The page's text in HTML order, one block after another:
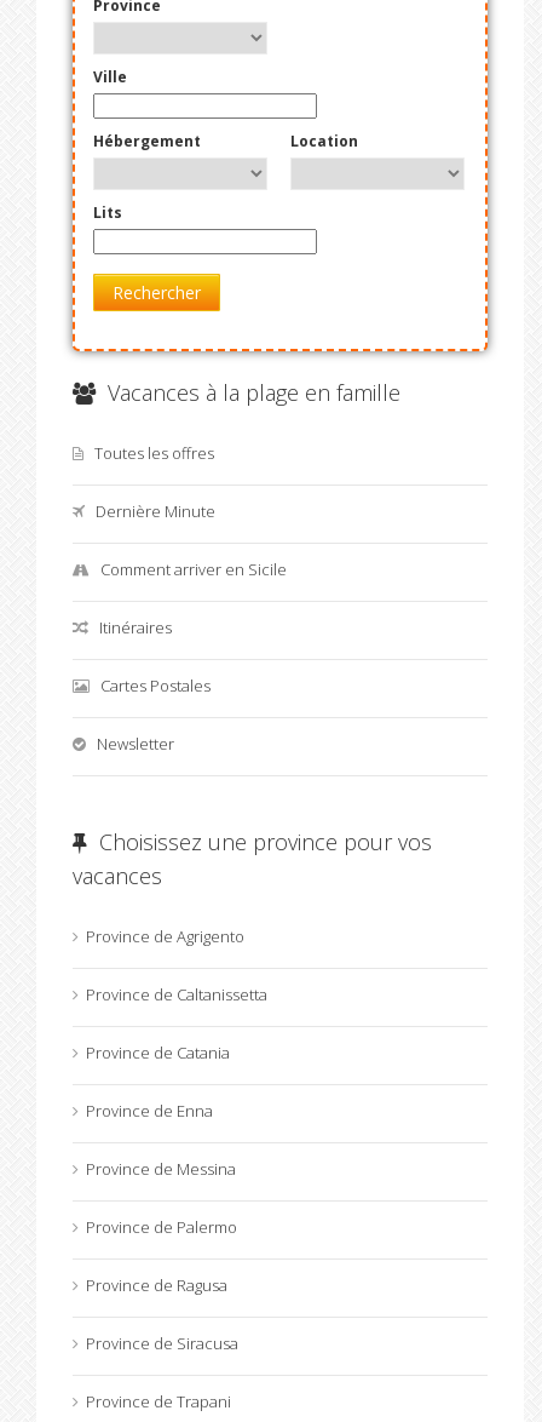
Province
Ville
Hébergement Location
Lits
Rechercher
Vacances à la plage en famille
Toutes les offres
Dernière Minute
Comment arriver en Sicile
Itinéraires
Cartes Postales
Newsletter
Choisissez une province pour vos
vacances
Province de Agrigento
Province de Caltanissetta
Province de Catania
Province de Enna
Province de Messina
Province de Palermo
Province de Ragusa
Province de Siracusa
Province de Trapani